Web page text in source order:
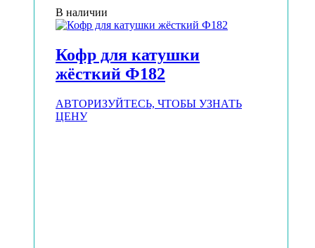
В наличии
Кофр для катушки
жёсткий Ф182
АВТОРИЗУЙТЕСЬ, ЧТОБЫ УЗНАТЬ
ЦЕНУ